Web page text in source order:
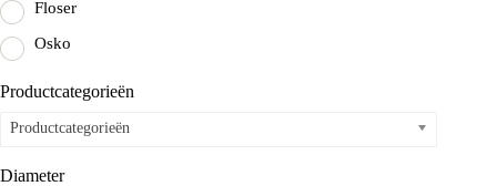
Floser
Osko
Productcategorieën
Productcategorieën
Diameter